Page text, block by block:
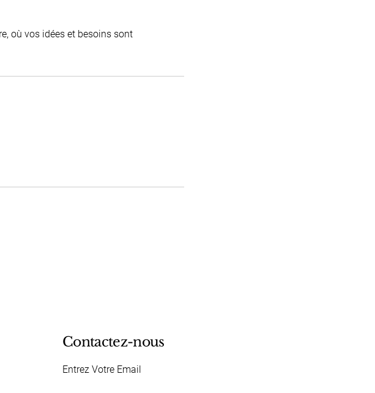
où vos idées et besoins sont
Contactez-nous
Entrez Votre Email